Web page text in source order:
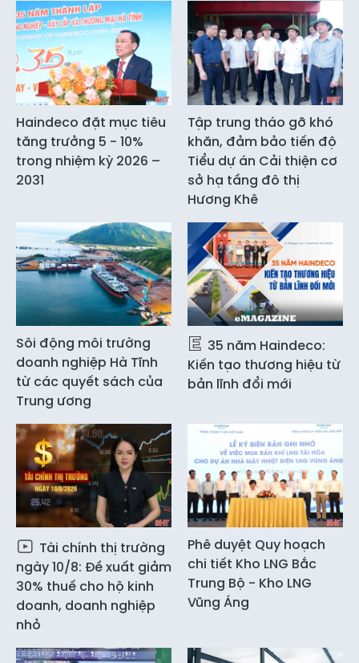
Haindeco đặt mục tiêu
tăng trưởng 5 - 10%
trong nhiệm kỳ 2026 –
2031
Tập trung tháo gỡ khó
khăn, đảm bảo tiến độ
Tiểu dự án Cải thiện cơ
sở hạ tầng đô thị
Hương Khê
Sôi động môi trường
doanh nghiệp Hà Tĩnh
từ các quyết sách của
Trung ương
35 năm Haindeco:
Kiến tạo thương hiệu từ
bản lĩnh đổi mới
Tài chính thị trường
ngày 10/8: Đề xuất giảm
30% thuế cho hộ kinh
doanh, doanh nghiệp
nhỏ
Phê duyệt Quy hoạch
chi tiết Kho LNG Bắc
Trung Bộ - Kho LNG
Vũng Áng